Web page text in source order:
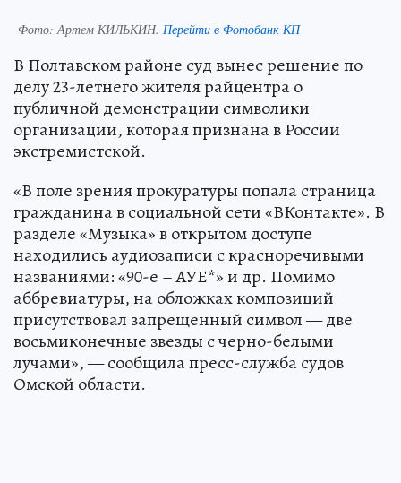
Фото: Артем КИЛЬКИН. Перейти в Фотобанк КП
В Полтавском районе суд вынес решение по
делу 23-летнего жителя райцентра о
публичной демонстрации символики
организации, которая признана в России
экстремистской.
«В поле зрения прокуратуры попала страница
гражданина в социальной сети «ВКонтакте». В
разделе «Музыка» в открытом доступе
находились аудиозаписи с красноречивыми
названиями: «90-е – АУЕ*» и др. Помимо
аббревиатуры, на обложках композиций
присутствовал запрещенный символ — две
восьмиконечные звезды с черно-белыми
лучами», — сообщила пресс-служба судов
Омской области.